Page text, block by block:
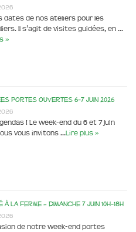
dates de nos ateliers pour les
Il s’agit de visites guidées, en …
»
portes ouvertes 6-7 juin 2026
! Le week-end du 6 et 7 juin
vous invitons …Lire plus »
à la ferme – dimanche 7 juin 10h-18h
de notre week-end portes